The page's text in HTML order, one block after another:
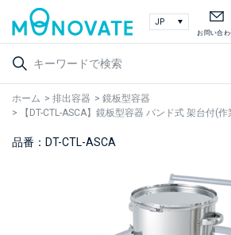
お問い合わ
ホーム > 排出容器 > 鏡板型容器
>
【DT-CTL-ASCA】鏡板型容器 バンド式 架台付(
品番：DT-CTL-ASCA